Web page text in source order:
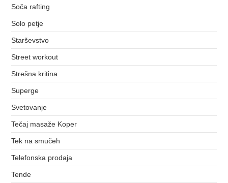
Soča rafting
Solo petje
Starševstvo
Street workout
Strešna kritina
Superge
Svetovanje
Tečaj masaže Koper
Tek na smučeh
Telefonska prodaja
Tende